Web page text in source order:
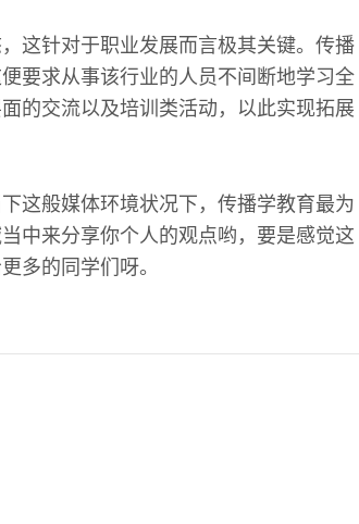
这针对于职业发展而言极其关键。传播
要求从事该行业的人员不间断地学习全
的交流以及培训类活动，以此实现拓展
这般媒体环境状况下，传播学教育最为
中来分享你个人的观点哟，要是感觉这
多的同学们呀。